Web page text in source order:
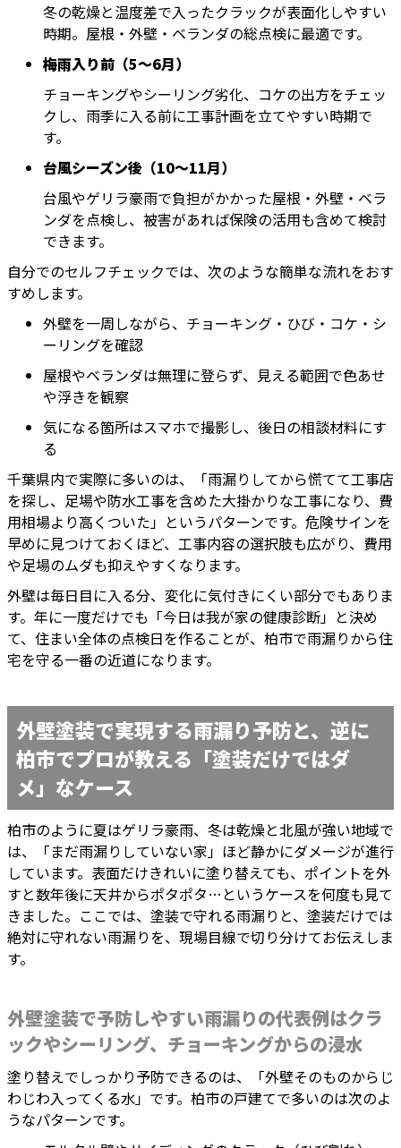
冬の乾燥と温度差で入ったクラックが表面化しやすい
時期。屋根・外壁・ベランダの総点検に最適です。
梅雨入り前（5〜6月）
チョーキングやシーリング劣化、コケの出方をチェッ
クし、雨季に入る前に工事計画を立てやすい時期で
す。
台風シーズン後（10〜11月）
台風やゲリラ豪雨で負担がかかった屋根・外壁・ベラ
ンダを点検し、被害があれば保険の活用も含めて検討
できます。
自分でのセルフチェックでは、次のような簡単な流れをおす
すめします。
外壁を一周しながら、チョーキング・ひび・コケ・シ
ーリングを確認
屋根やベランダは無理に登らず、見える範囲で色あせ
や浮きを観察
気になる箇所はスマホで撮影し、後日の相談材料にす
る
千葉県内で実際に多いのは、「雨漏りしてから慌てて工事店
を探し、足場や防水工事を含めた大掛かりな工事になり、費
用相場より高くついた」というパターンです。危険サインを
早めに見つけておくほど、工事内容の選択肢も広がり、費用
や足場のムダも抑えやすくなります。
外壁は毎日目に入る分、変化に気付きにくい部分でもありま
す。年に一度だけでも「今日は我が家の健康診断」と決め
て、住まい全体の点検日を作ることが、柏市で雨漏りから住
宅を守る一番の近道になります。
外壁塗装で実現する雨漏り予防と、逆に
柏市でプロが教える「塗装だけではダ
メ」なケース
柏市のように夏はゲリラ豪雨、冬は乾燥と北風が強い地域で
は、「まだ雨漏りしていない家」ほど静かにダメージが進行
しています。表面だけきれいに塗り替えても、ポイントを外
すと数年後に天井からポタポタ…というケースを何度も見て
きました。ここでは、塗装で守れる雨漏りと、塗装だけでは
絶対に守れない雨漏りを、現場目線で切り分けてお伝えしま
す。
外壁塗装で予防しやすい雨漏りの代表例はクラ
ックやシーリング、チョーキングからの浸水
塗り替えでしっかり予防できるのは、「外壁そのものからじ
わじわ入ってくる水」です。柏市の戸建てで多いのは次のよ
うなパターンです。